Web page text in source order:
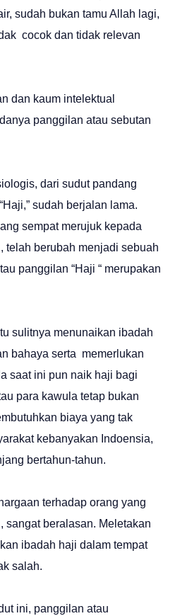
sudah bukan tamu Allah lagi,
cocok dan tidak relevan
dan kaum intelektual
panggilan atau sebutan
dari sudut pandang
sudah berjalan lama.
sempat merujuk kepada
telah berubah menjadi sebuah
panggilan “Haji “ merupakan
sulitnya menunaikan ibadah
bahaya serta memerlukan
saat ini pun naik haji bagi
para kawula tetap bukan
biaya yang tak
kebanyakan Indoensia,
bertahun-tahun.
terhadap orang yang
sangat beralasan. Meletakan
ibadah haji dalam tempat
salah.
ini, panggilan atau